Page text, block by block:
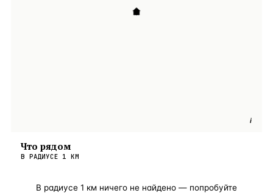
i
Что рядом
В РАДИУСЕ 1 КМ
В радиусе 1 км ничего не найдено — попробуйте